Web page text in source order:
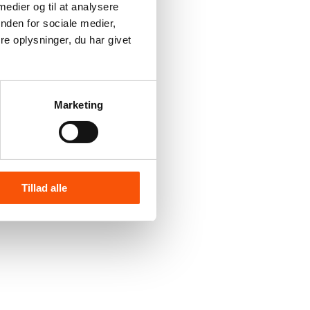
og til at analysere
for sociale medier,
oplysninger, du har givet
Marketing
Tillad alle